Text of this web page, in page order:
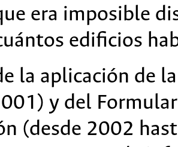
era imposible
edificios
la aplicación de
y del
(desde 2002